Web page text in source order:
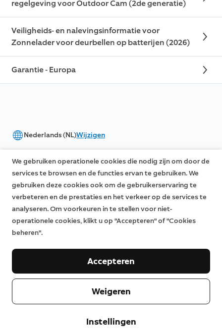
regelgeving voor Outdoor Cam (2de generatie)
Veiligheids- en nalevingsinformatie voor
Zonnelader voor deurbellen op batterijen (2026)
Garantie - Europa
Nederlands (NL)Wijzigen
©2026 Ring LLC of haar dochterondernemingen
Privacy Servicevoorwaarden
We gebruiken operationele cookies die nodig zijn om door de
services te browsen en de functies ervan te gebruiken. We
gebruiken deze cookies ook om de gebruikerservaring te
verbeteren en de prestaties en het verkeer op de services te
analyseren. Om voorkeuren in te stellen voor niet-
operationele cookies, klikt u op "Accepteren" of "Cookies
beheren".
Instellingen
Weigeren
Accepteren